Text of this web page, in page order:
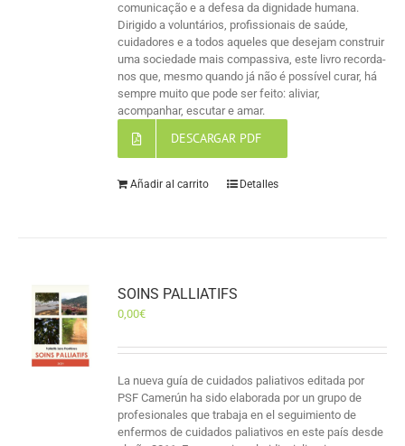
comunicação e a defesa da dignidade humana.
Dirigido a voluntários, profissionais de saúde,
cuidadores e a todos aqueles que desejam construir
uma sociedade mais compassiva, este livro recorda-
nos que, mesmo quando já não é possível curar, há
sempre muito que pode ser feito: aliviar,
acompanhar, escutar e amar.
DESCARGAR PDF
Añadir al carrito Detalles
SOINS PALLIATIFS
0,00€
La nueva guía de cuidados paliativos editada por
PSF Camerún ha sido elaborada por un grupo de
profesionales que trabaja en el seguimiento de
enfermos de cuidados paliativos en este país desde